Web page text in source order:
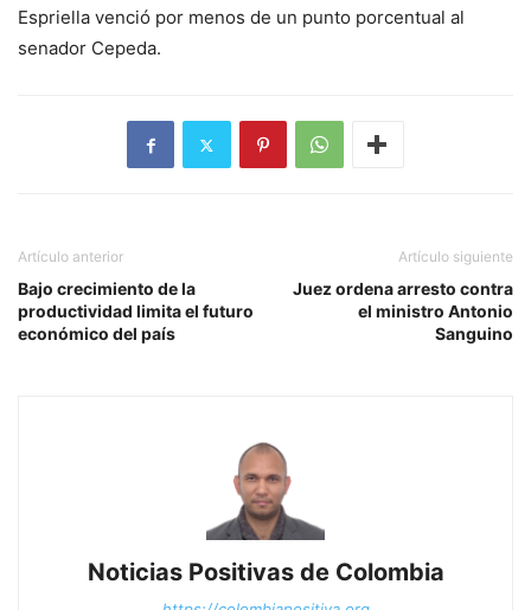
Espriella venció por menos de un punto porcentual al
senador Cepeda.
Artículo anterior
Bajo crecimiento de la
productividad limita el futuro
económico del país
Artículo siguiente
Juez ordena arresto contra
el ministro Antonio
Sanguino
Noticias Positivas de Colombia